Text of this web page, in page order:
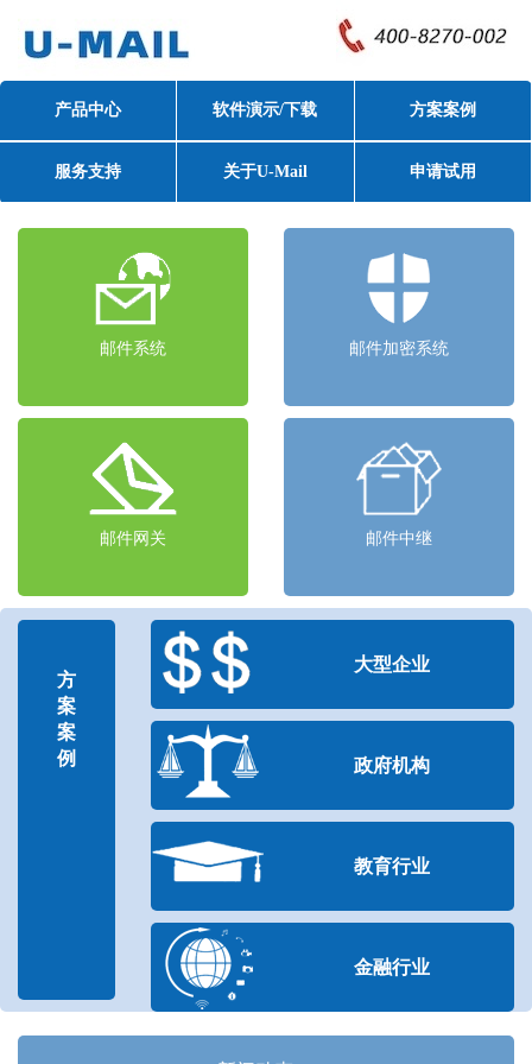
产品中心 软件演示/下载 方案案例
服务支持 关于U-Mail 申请试用
邮件系统 邮件加密系统
邮件网关 邮件中继
方
案
案
例
大型企业
政府机构
教育行业
金融行业